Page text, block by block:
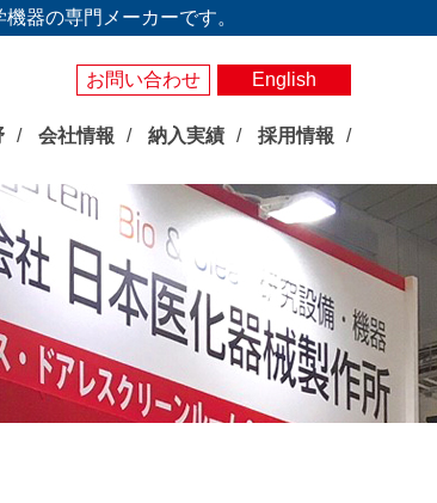
器の専門メーカーです。
お問い合わせ English
会社情報 納入実績 採用情報